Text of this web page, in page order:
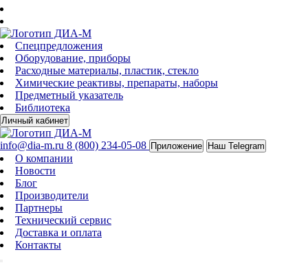
Спецпредложения
Оборудование, приборы
Расходные материалы, пластик, стекло
Химические реактивы, препараты, наборы
Предметный указатель
Библиотека
Личный кабинет
info@dia-m.ru 8 (800) 234-05-08 Приложение Наш Telegram
О компании
Новости
Блог
Производители
Партнеры
Технический сервис
Доставка и оплата
Контакты